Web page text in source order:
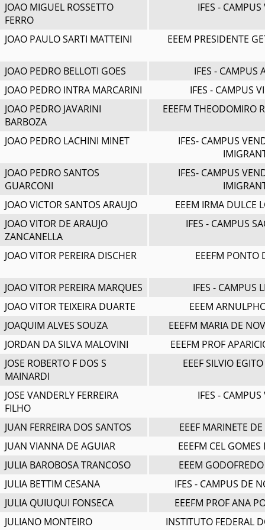
JOAO MIGUEL ROSSETTO
FERRO
IFES - CAMPUS
JOAO PAULO SARTI MATTEINI EEEM PRESIDENTE
JOAO PEDRO BELLOTI GOES
IFES - CAMPUS
JOAO PEDRO INTRA MARCARINI
IFES - CAMPUS
JOAO PEDRO JAVARINI
BARBOZA
EEEFM THEODOMIRO
JOAO PEDRO LACHINI MINET
IFES- CAMPUS
JOAO PEDRO SANTOS
GUARCONI
IFES- CAMPUS
JOAO VICTOR SANTOS ARAUJO
EEEM IRMA DULCE
JOAO VITOR DE ARAUJO
ZANCANELLA
IFES - CAMPUS
JOAO VITOR PEREIRA DISCHER EEEFM PONTO
JOAO VITOR PEREIRA MARQUES
IFES - CAMPUS
JOAO VITOR TEIXEIRA DUARTE
EEEM
JOAQUIM ALVES SOUZA
EEEFM MARIA DE
JORDAN DA SILVA MALOVINI
EEEFM PROF
JOSE ROBERTO F DOS S
MAINARDI
EEEF SILVIO
JOSE VANDERLY FERREIRA
FILHO
IFES - CAMPUS
JUAN FERREIRA DOS SANTOS
EEEF MARINETE
JUAN VIANNA DE AGUIAR
EEEFM CEL GOMES
JULIA BAROBOSA TRANCOSO
EEEM
JULIA BETTIM CESANA
IFES - CAMPUS DE
JULIA QUIUQUI FONSECA
EEEFM PROF ANA
JULIANO MONTEIRO
INSTITUTO FEDERAL